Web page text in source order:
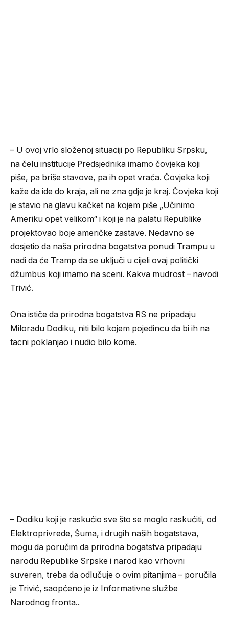
– U ovoj vrlo složenoj situaciji po Republiku Srpsku,
na čelu institucije Predsjednika imamo čovjeka koji
piše, pa briše stavove, pa ih opet vraća. Čovjeka koji
kaže da ide do kraja, ali ne zna gdje je kraj. Čovjeka koji
je stavio na glavu kačket na kojem piše „Učinimo
Ameriku opet velikom“ i koji je na palatu Republike
projektovao boje američke zastave. Nedavno se
dosjetio da naša prirodna bogatstva ponudi Trampu u
nadi da će Tramp da se uključi u cijeli ovaj politički
džumbus koji imamo na sceni. Kakva mudrost – navodi
Trivić.
Ona ističe da prirodna bogatstva RS ne pripadaju
Miloradu Dodiku, niti bilo kojem pojedincu da bi ih na
tacni poklanjao i nudio bilo kome.
– Dodiku koji je raskućio sve što se moglo raskućiti, od
Elektroprivrede, Šuma, i drugih naših bogatstava,
mogu da poručim da prirodna bogatstva pripadaju
narodu Republike Srpske i narod kao vrhovni
suveren, treba da odlučuje o ovim pitanjima – poručila
je Trivić, saopćeno je iz Informativne službe
Narodnog fronta..